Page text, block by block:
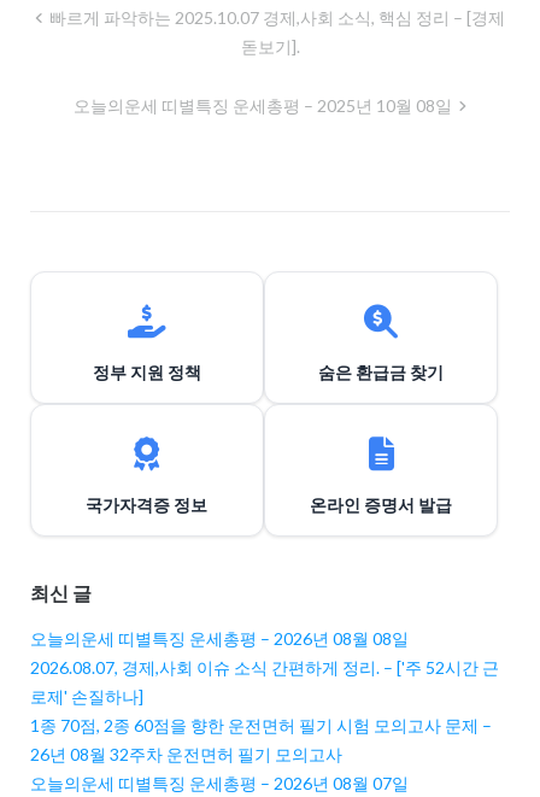
글빠르게 파악하는 2025.10.07 경제,사회 소식, 핵심 정리 – [경제
돋보기].
오늘의운세 띠별특징 운세총평 – 2025년 10월 08일
정부 지원 정책 숨은 환급금 찾기
국가자격증 정보 온라인 증명서 발급
최신 글
오늘의운세 띠별특징 운세총평 – 2026년 08월 08일
2026.08.07, 경제,사회 이슈 소식 간편하게 정리. – ['주 52시간 근
로제' 손질하나]
1종 70점, 2종 60점을 향한 운전면허 필기 시험 모의고사 문제 –
26년 08월 32주차 운전면허 필기 모의고사
오늘의운세 띠별특징 운세총평 – 2026년 08월 07일